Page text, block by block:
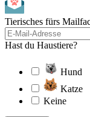
Tierisches fürs
Hast du Haustiere?
Hund
Katze
Keine